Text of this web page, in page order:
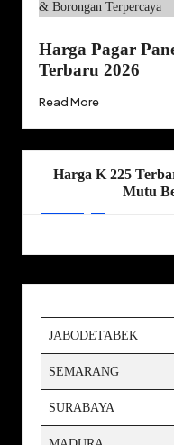
Harga Pagar
Terbaru 2026
Read More
Harga K 225
Mutu
JABODETABEK
SEMARANG
SURABAYA